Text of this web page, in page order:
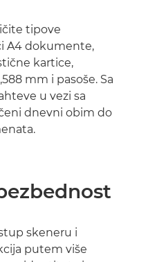
tipove
A4 dokumente,
kartice,
mm i pasoše. Sa
u vezi sa
dnevni obim do
skeneru i
putem više